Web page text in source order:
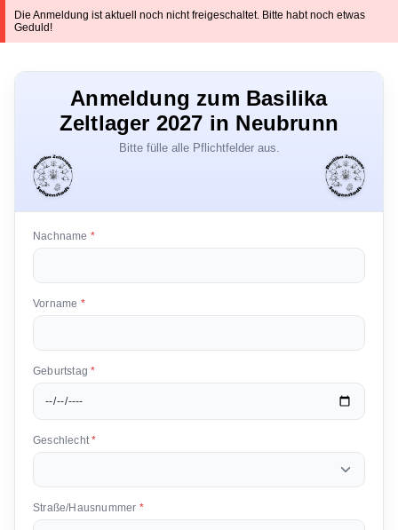
Die Anmeldung ist aktuell noch nicht freigeschaltet. Bitte habt noch etwas
Geduld!
Anmeldung zum Basilika
Zeltlager 2027 in Neubrunn
Bitte fülle alle Pflichtfelder aus.
Nachname *
Vorname *
Geburtstag*
Geschlecht*
Straße/Hausnummer *